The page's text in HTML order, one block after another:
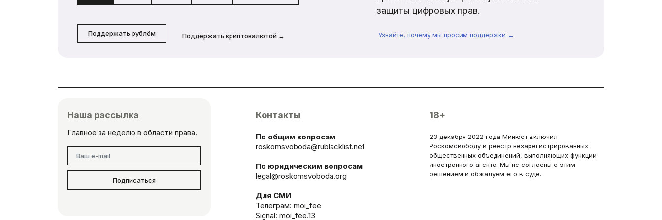
Поддержать рублём Поддержать криптовалютой →
защиты цифровых прав.
Узнайте, почему мы просим поддержки →
Наша рассылка
Главное за неделю в области права.
Подписаться
Контакты
По общим вопросам
roskomsvoboda@rublacklist.net
По юридическим вопросам
legal@roskomsvoboda.org
Для СМИ
Телеграм: moi_fee
Signal: moi_fee.13
18+
23 декабря 2022 года Минюст включил
Роскомсвободу в реестр незарегистрированных
общественных объединений, выполняющих функции
иностранного агента. Мы не согласны с этим
решением и обжалуем его в суде.